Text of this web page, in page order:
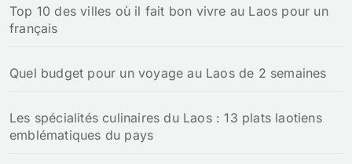
Top 10 des villes où il fait bon vivre au Laos pour un
français
Quel budget pour un voyage au Laos de 2 semaines
Les spécialités culinaires du Laos : 13 plats laotiens
emblématiques du pays